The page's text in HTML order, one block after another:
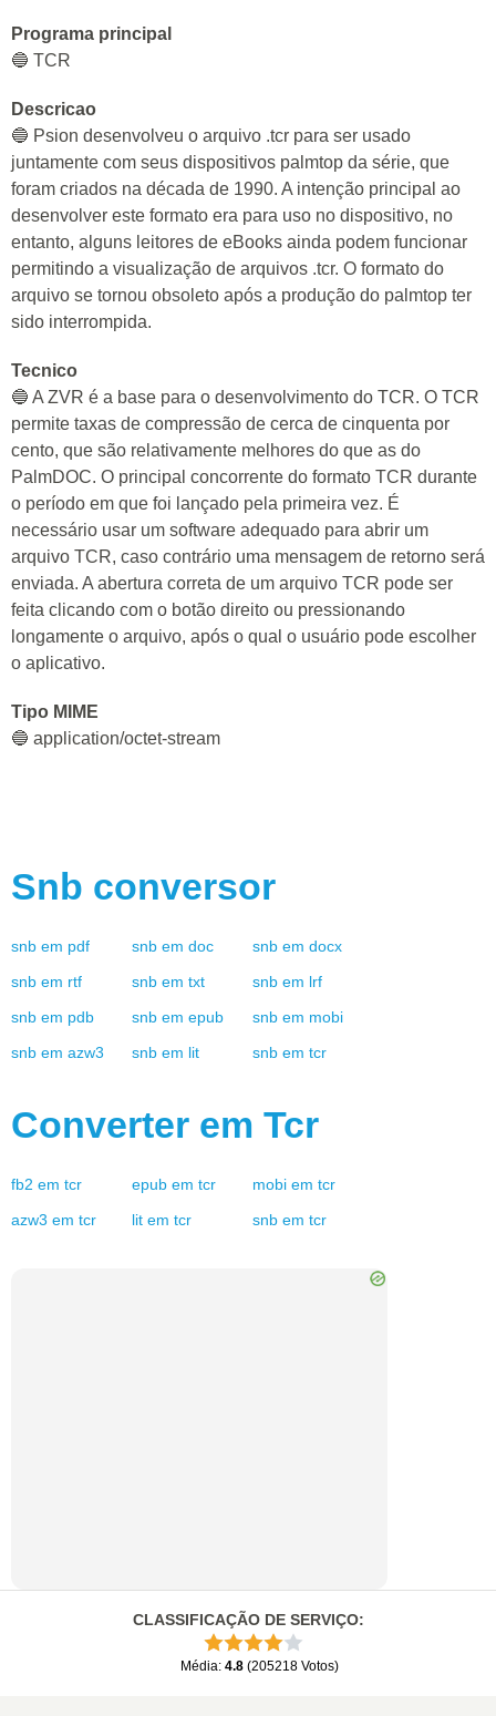
Programa principal
🔵 TCR
Descricao
🔵 Psion desenvolveu o arquivo .tcr para ser usado
juntamente com seus dispositivos palmtop da série, que
foram criados na década de 1990. A intenção principal ao
desenvolver este formato era para uso no dispositivo, no
entanto, alguns leitores de eBooks ainda podem funcionar
permitindo a visualização de arquivos .tcr. O formato do
arquivo se tornou obsoleto após a produção do palmtop ter
sido interrompida.
Tecnico
🔵 A ZVR é a base para o desenvolvimento do TCR. O TCR
permite taxas de compressão de cerca de cinquenta por
cento, que são relativamente melhores do que as do
PalmDOC. O principal concorrente do formato TCR durante
o período em que foi lançado pela primeira vez. É
necessário usar um software adequado para abrir um
arquivo TCR, caso contrário uma mensagem de retorno será
enviada. A abertura correta de um arquivo TCR pode ser
feita clicando com o botão direito ou pressionando
longamente o arquivo, após o qual o usuário pode escolher
o aplicativo.
Tipo MIME
🔵 application/octet-stream
Snb conversor
snb em pdf snb em doc snb em docx
snb em rtf snb em txt snb em lrf
snb em pdb snb em epub snb em mobi
snb em azw3 snb em lit snb em tcr
Converter em Tcr
fb2 em tcr epub em tcr mobi em tcr
azw3 em tcr lit em tcr snb em tcr
CLASSIFICAÇÃO DE SERVIÇO:
Média: 4.8 (205218 Votos)